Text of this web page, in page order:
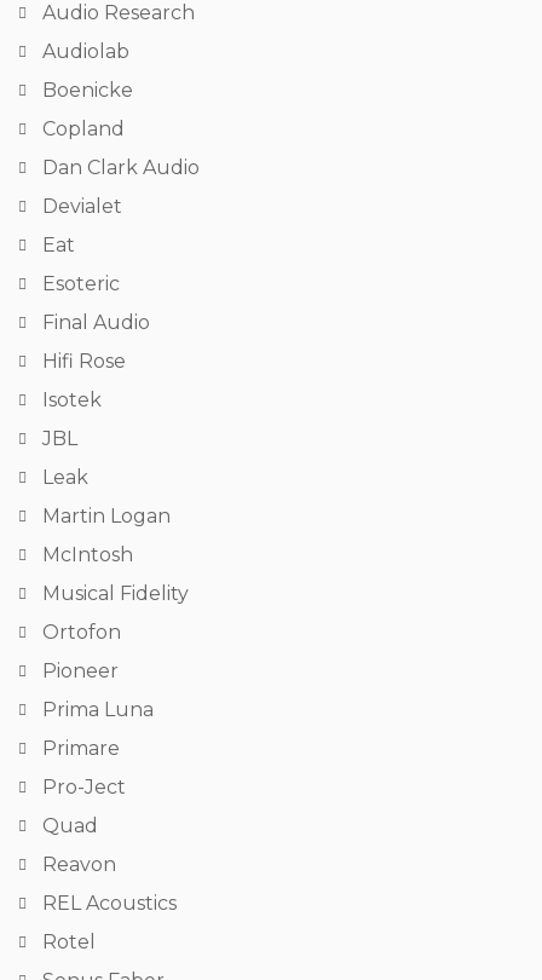
Audio Research
Audiolab
Boenicke
Copland
Dan Clark Audio
Devialet
Eat
Esoteric
Final Audio
Hifi Rose
Isotek
JBL
Leak
Martin Logan
McIntosh
Musical Fidelity
Ortofon
Pioneer
Prima Luna
Primare
Pro-Ject
Quad
Reavon
REL Acoustics
Rotel